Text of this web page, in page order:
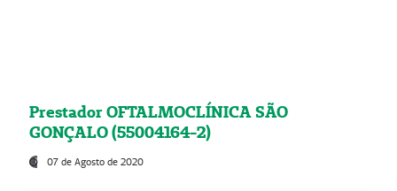
Prestador OFTALMOCLÍNICA SÃO
GONÇALO (55004164-2)
07 de Agosto de 2020